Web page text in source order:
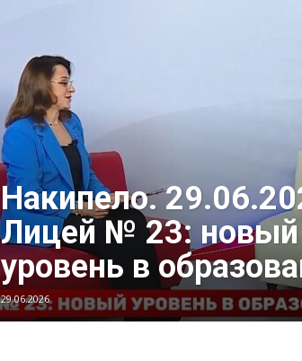
Накипело.
Лицей № 23: новый
уровень в
29.06.2026